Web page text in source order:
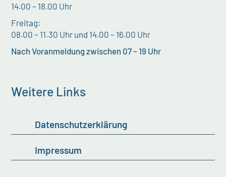
14.00 – 18.00 Uhr
Freitag:
08.00 – 11.30 Uhr und 14.00 – 16.00 Uhr
Nach Voranmeldung zwischen 07 – 19 Uhr
Weitere Links
Datenschutzerklärung
Impressum